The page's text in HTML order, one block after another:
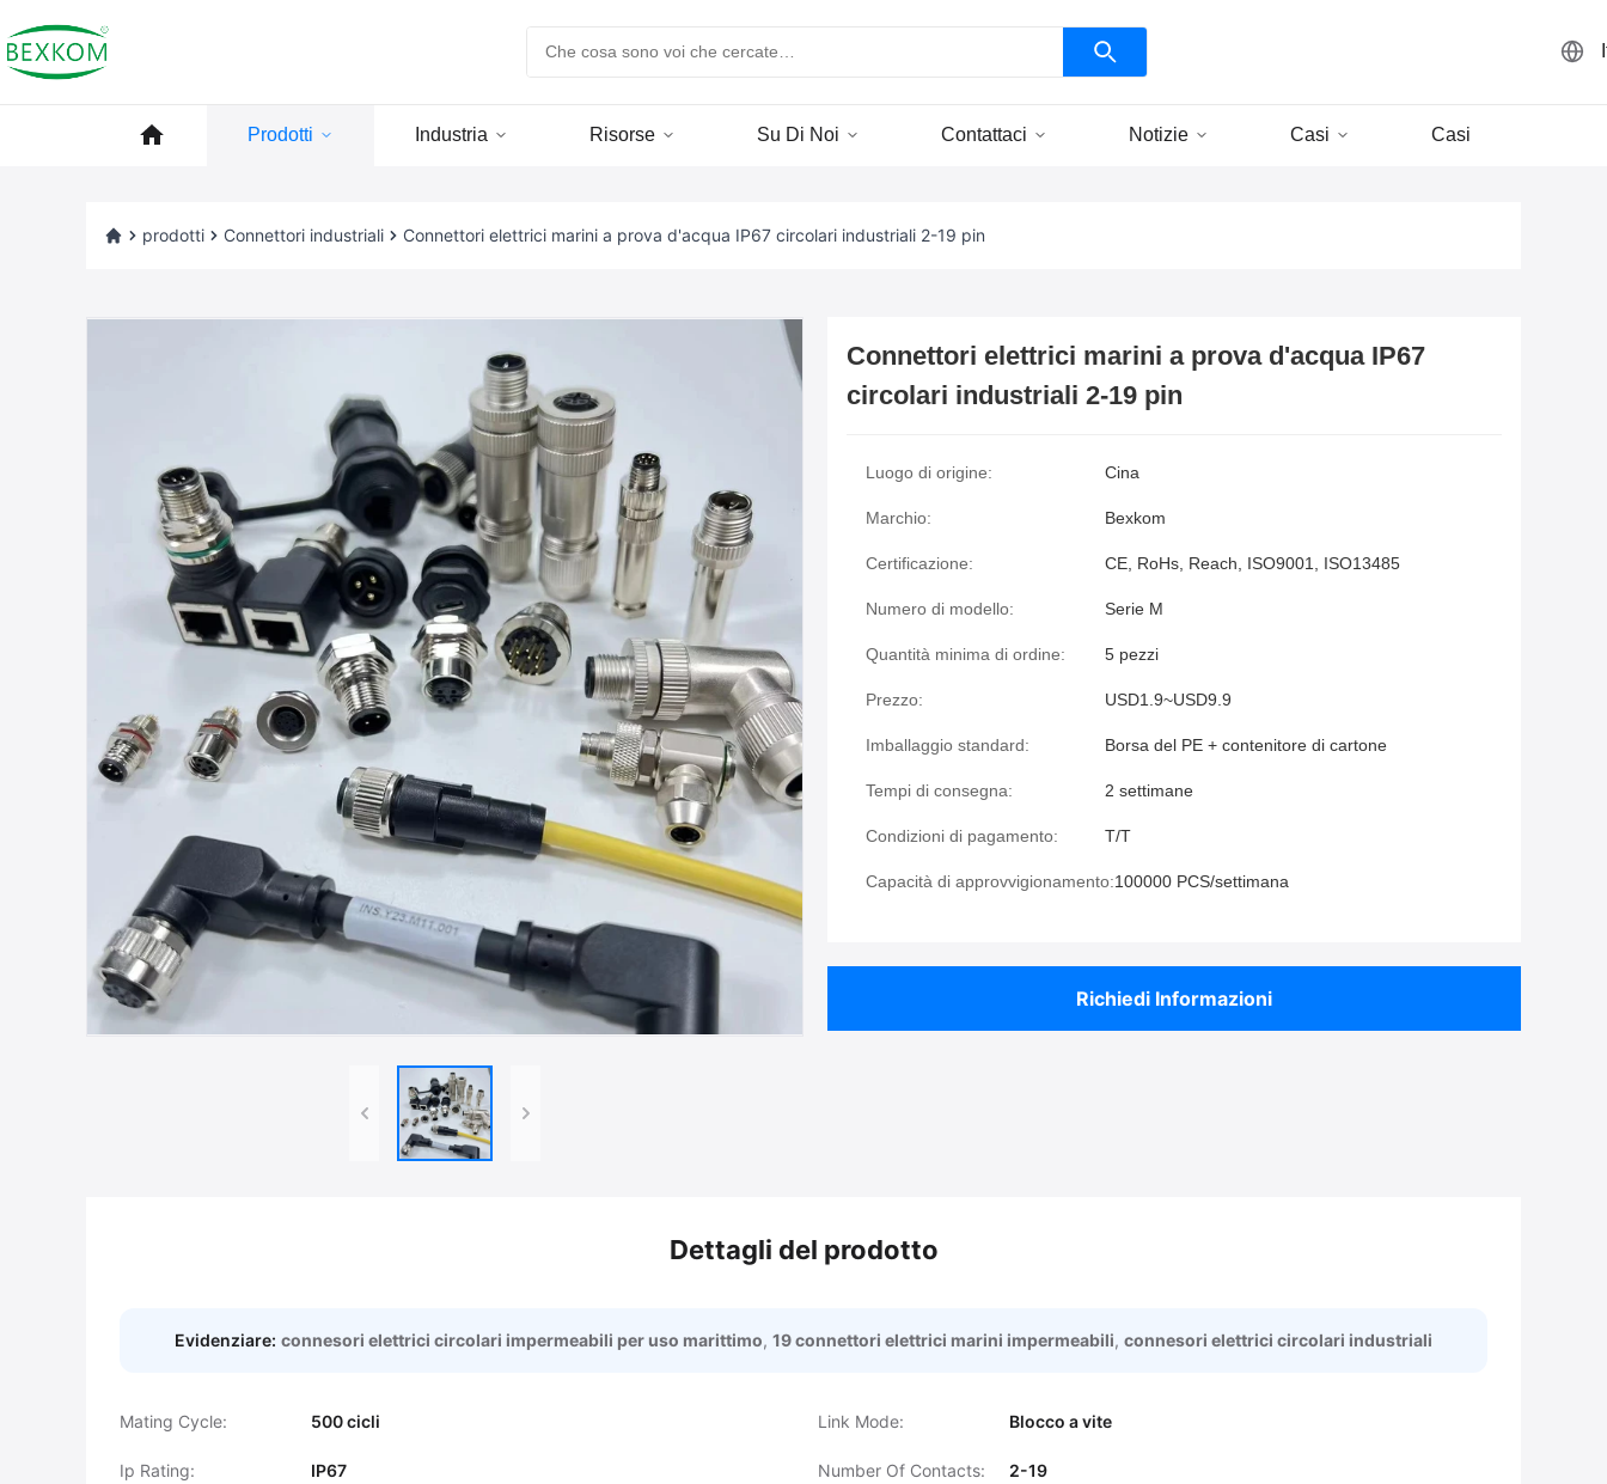
Prodotti Industria Risorse Su Di Noi Contattaci Notizie Casi Casi
prodotti Connettori industriali Connettori elettrici marini a prova d'acqua IP67 circolari industriali 2-19 pin
Connettori elettrici marini a prova d'acqua IP67
circolari industriali 2-19 pin
Luogo di origine: Cina
Marchio: Bexkom
Certificazione: CE, RoHs, Reach, ISO9001, ISO13485
Numero di modello: Serie M
Quantità minima di ordine: 5 pezzi
Prezzo: USD1.9~USD9.9
Imballaggio standard: Borsa del PE + contenitore di cartone
Tempi di consegna: 2 settimane
Condizioni di pagamento: T/T
Capacità di approvvigionamento:100000 PCS/settimana
Richiedi Informazioni
Dettagli del prodotto
Evidenziare: connesori elettrici circolari impermeabili per uso marittimo, 19 connettori elettrici marini impermeabili, connesori elettrici circolari industriali
Mating Cycle: 500 cicli Link Mode: Blocco a vite
Ip Rating: IP67 Number Of Contacts: 2-19